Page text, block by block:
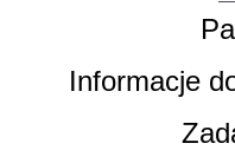
Informacje